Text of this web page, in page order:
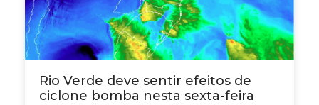
Rio Verde deve sentir efeitos de
ciclone bomba nesta sexta-feira